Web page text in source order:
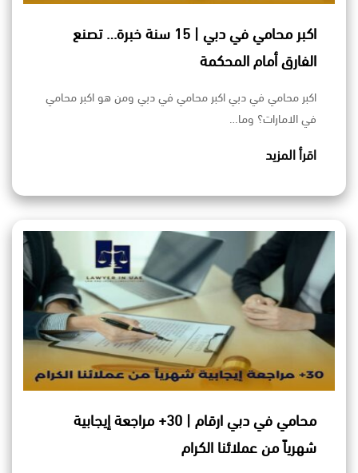
اكبر محامي في دبي | 15 سنة خبرة… تصنع
الفارق أمام المحكمة
اكبر محامي في دبي اكبر محامي في دبي ومن هو اكبر محامي
في الامارات؟ وما…
اقرأ المزيد
محامي في دبي ارقام | 30+ مراجعة إيجابية
شهرياً من عملائنا الكرام